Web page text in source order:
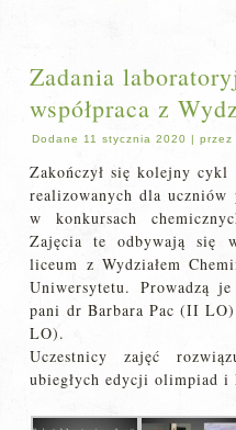
Zadania
współpraca z
Dodane 11 stycznia 2020 |przez
Zakończył się kolejny
realizowanych dla uczniów
w konkursach
Zajęcia te odbywają się
liceum z Wydziałem
Uniwersytetu. Prowadzą
pani dr Barbara Pac (II
LO).
Uczestnicy zajęć
ubiegłych edycji olimpiad i